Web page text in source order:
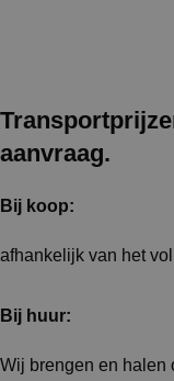
aanvraag.
Bij koop:
afhankelijk van het
Bij huur:
Wij brengen en halen